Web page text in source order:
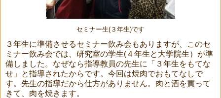
セミナー生(３年生)です
３年生に準備させるセミナー飲み会もありますが、このセ
ミナー飲み会では、研究室の学生(４年生と大学院生）が準
備しました。なぜなら指導教員の先生に「３年生をもてな
せ」と指導されたからです。今回は焼肉でおもてなしで
す。先生の指導だから仕方がありません。肉と酒を買って
きて、肉を焼きます。